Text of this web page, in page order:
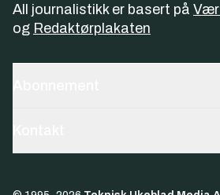
All journalistikk er basert på Vær
og Redaktørplakaten